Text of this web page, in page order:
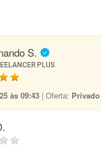
S.
PLUS
às 09:43 | Oferta: Privado